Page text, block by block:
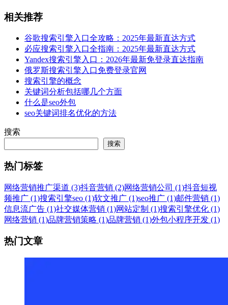
相关推荐
谷歌搜索引擎入口全攻略：2025年最新直达方式
必应搜索引擎入口全指南：2025年最新直达方式
Yandex搜索引擎入口：2026年最新免登录直达指南
俄罗斯搜索引擎入口免费登录官网
搜索引擎的概念
关键词分析包括哪几个方面
什么是seo外包
seo关键词排名优化的方法
搜索
搜索
热门标签
网络营销推广渠道 (3)抖音营销 (2)网络营销公司 (1)抖音短视
频推广 (1)搜索引擎seo (1)软文推广 (1)seo推广 (1)邮件营销 (1)
信息流广告 (1)社交媒体营销 (1)网站定制 (1)搜索引擎优化 (1)
网络营销 (1)品牌营销策略 (1)品牌营销 (1)外包小程序开发 (1)
热门文章